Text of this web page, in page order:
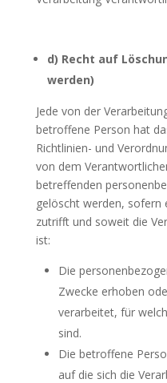
d) Recht auf
werden)
Jede von der
betroffene Person hat
Richtlinien- und
von dem
betreffenden
gelöscht werden, sofern
zutrifft und soweit die
ist:
Die
Zwecke erhoben
verarbeitet, für
sind.
Die betroffene
auf die sich die